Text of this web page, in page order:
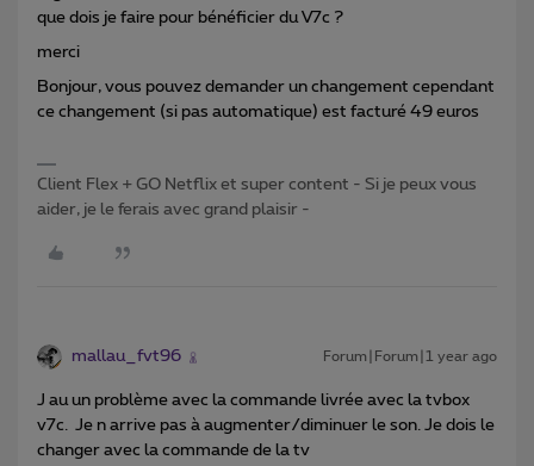
que dois je faire pour bénéficier du V7c ?
merci
Bonjour, vous pouvez demander un changement cependant
ce changement (si pas automatique) est facturé 49 euros
Client Flex + GO Netflix et super content - Si je peux vous
aider, je le ferais avec grand plaisir -
mallau_fvt96 Forum|Forum|1 year ago
J au un problème avec la commande livrée avec la tvbox
v7c. Je n arrive pas à augmenter/diminuer le son. Je dois le
changer avec la commande de la tv